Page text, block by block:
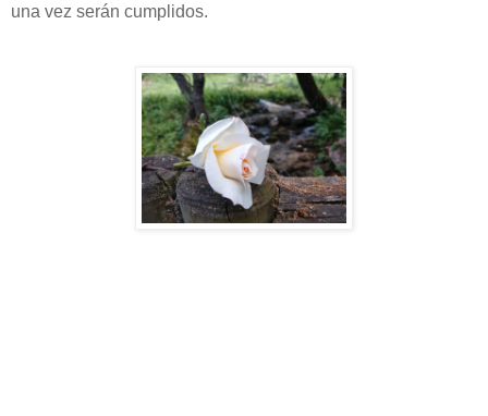
una vez serán cumplidos.